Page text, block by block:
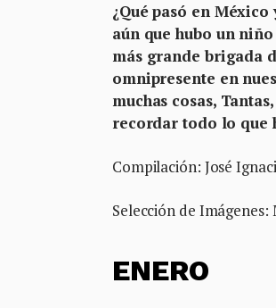
¿Qué pasó en
aún que hubo un
más grande brigada
omnipresente en
muchas cosas,
recordar todo lo que
Compilación: José
Selección de
ENERO